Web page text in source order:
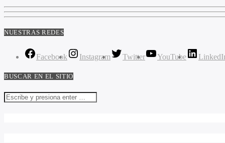
NUESTRAS REDES
Facebook Instagram Twitter YouTube
BUSCAR EN EL SITIO